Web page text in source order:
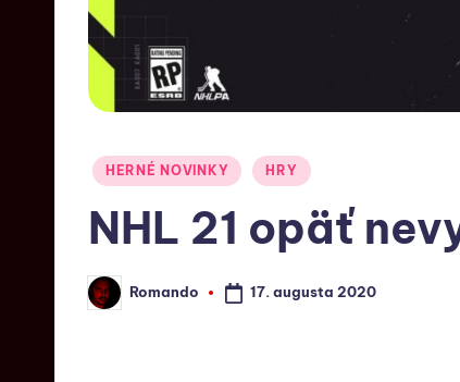
HERNÉ NOVINKY HRY
NHL 21 opäť
Romando 17. augusta 2020